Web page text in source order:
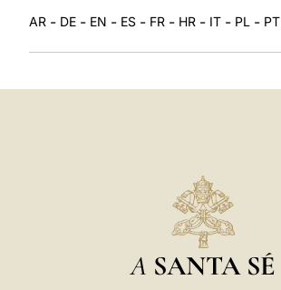
AR - DE - EN - ES - FR - HR - IT - PL - PT
A SANTA SÉ